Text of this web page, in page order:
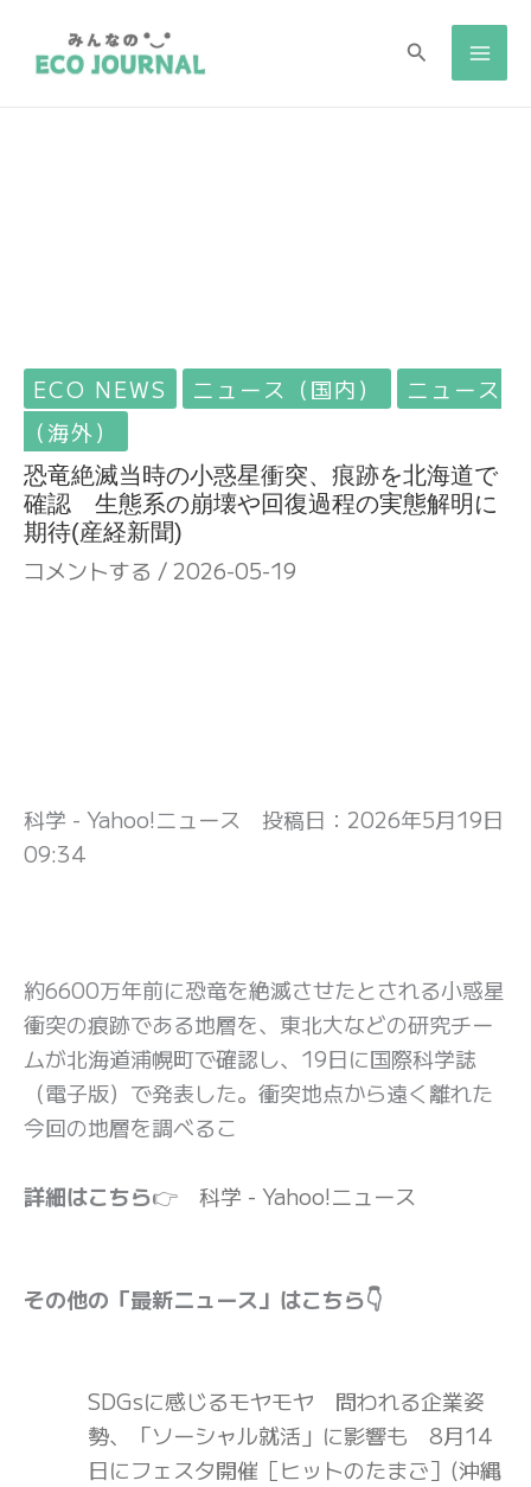
検
ECO NEWS ニュース（国内）
ニュース
（海外）
恐竜絶滅当時の小惑星衝突、痕跡を北海道で
確認 生態系の崩壊や回復過程の実態解明に
期待(産経新聞)
コメントする / 2026-05-19
科学 - Yahoo!ニュース 投稿日： 2026年5月19日
09:34
約6600万年前に恐竜を絶滅させたとされる小惑星
衝突の痕跡である地層を、東北大などの研究チー
ムが北海道浦幌町で確認し、19日に国際科学誌
（電子版）で発表した。衝突地点から遠く離れた
今回の地層を調べるこ
詳細はこちら👉 科学 - Yahoo!ニュース
その他の「最新ニュース」はこちら👇
SDGsに感じるモヤモヤ 問われる企業姿
勢、「ソーシャル就活」に影響も 8月14
日にフェスタ開催［ヒットのたまご］(沖縄
索